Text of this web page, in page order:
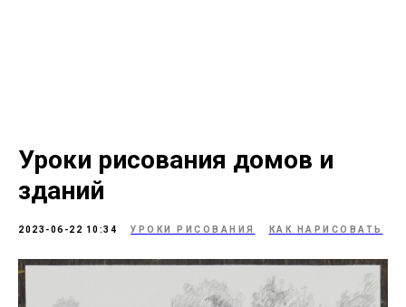
Уроки рисования домов и
зданий
2023-06-22 10:34 УРОКИ РИСОВАНИЯ КАК НАРИСОВАТЬ